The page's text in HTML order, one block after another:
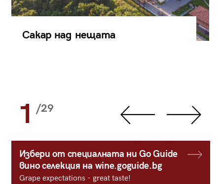
Сакар над нещата
1 /29
Избери от специалната ни Go Guide
вино селекция на wine.goguide.bg
Grape expectations - great taste!